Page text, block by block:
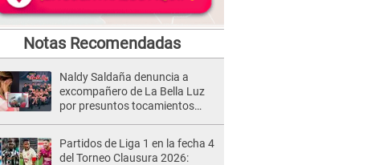
Notas Recomendadas
Naldy Saldaña denuncia a
excompañero de La Bella Luz
por presuntos tocamientos
Partidos de Liga 1 en la fecha 4
del Torneo Clausura 2026: